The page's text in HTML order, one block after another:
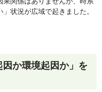
状況が広域で起きました。
因か環境起因か」を